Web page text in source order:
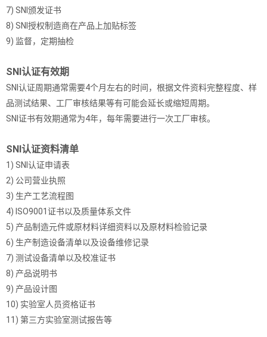
7) SNI颁发证书
8) SNI授权制造商在产品上加贴标签
9) 监督，定期抽检
SNI认证有效期
SNI认证周期通常需要4个月左右的时间，根据文件资料完整程度、样
品测试结果、工厂审核结果等有可能会延长或缩短周期。
SNI证书有效期通常为4年，每年需要进行一次工厂审核。
SNI认证资料清单
1) SNI认证申请表
2) 公司营业执照
3) 生产工艺流程图
4) ISO9001证书以及质量体系文件
5) 产品制造元件或原材料详细资料以及原材料检验记录
6) 生产制造设备清单以及设备维修记录
7) 测试设备清单以及校准证书
8) 产品说明书
9) 产品设计图
10) 实验室人员资格证书
11) 第三方实验室测试报告等